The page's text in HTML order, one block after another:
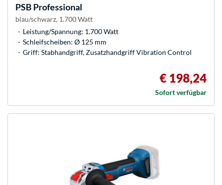
PSB Professional
blau/schwarz, 1.700 Watt
Leistung/Spannung: 1.700 Watt
Schleifscheiben: Ø 125 mm
Griff: Stabhandgriff, Zusatzhandgriff Vibration Control
€ 198,24
Sofort verfügbar